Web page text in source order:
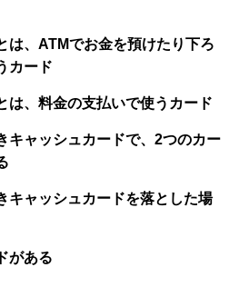
は、ATMでお金を預けたり下ろ
カード
は、料金の支払いで使うカード
キャッシュカードで、2つのカー
キャッシュカードを落とした場
がある